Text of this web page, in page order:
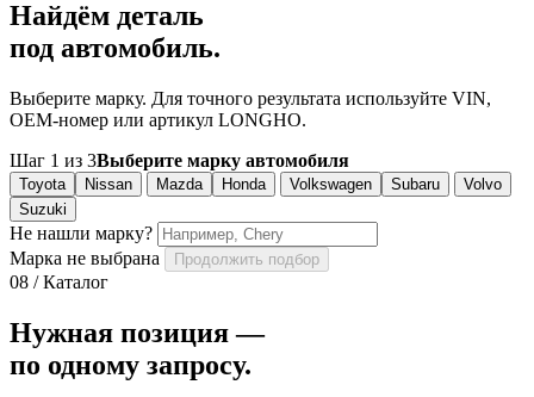
Найдём деталь
под автомобиль.
Выберите марку. Для точного результата используйте VIN,
OEM-номер или артикул LONGHO.
Шаг 1 из 3Выберите марку автомобиля
Toyota Nissan Mazda Honda Volkswagen Subaru
Volvo
Suzuki
Не нашли марку?
Марка не выбрана
Продолжить подбор
08 / Каталог
Нужная позиция —
по одному запросу.